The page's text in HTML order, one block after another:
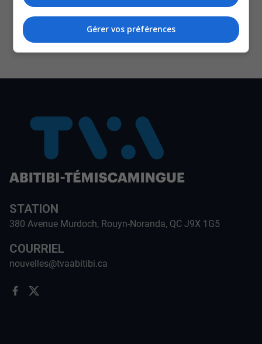
SOUTENIR NOS MÉDIAS, C’EST PROTÉGER NOTRE
CULTURE ET NOTRE ÉCONOMIE
STATION
380 Avenue Murdoch, Rouyn-Noranda, QC J9X 1G5
COURRIEL
nouvelles@tvaabitibi.ca
Gérer vos préférences